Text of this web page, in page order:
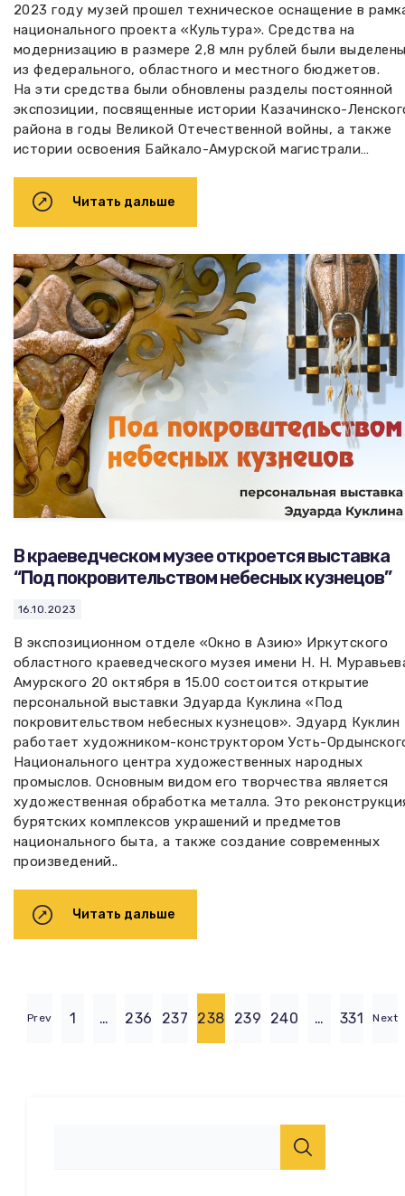
2023 году музей прошел техническое оснащение в
национального проекта «Культура». Средства на
модернизацию в размере 2,8 млн рублей были
из федерального, областного и местного бюджетов.
На эти средства были обновлены разделы постоянной
экспозиции, посвященные истории Казачинско-
района в годы Великой Отечественной войны, а также
истории освоения Байкало-Амурской магистрали…
Читать дальше
В краеведческом музее откроется выставка
“Под покровительством небесных кузнецов”
16.10.2023
В экспозиционном отделе «Окно в Азию» Иркутского
областного краеведческого музея имени Н. Н.
Амурского 20 октября в 15.00 состоится открытие
персональной выставки Эдуарда Куклина «Под
покровительством небесных кузнецов». Эдуард Куклин
работает художником-конструктором Усть-
Национального центра художественных народных
промыслов. Основным видом его творчества является
художественная обработка металла. Это
бурятских комплексов украшений и предметов
национального быта, а также создание современных
произведений..
Читать дальше
Prev 1 … 236 237 238 239 240 … 331 Next